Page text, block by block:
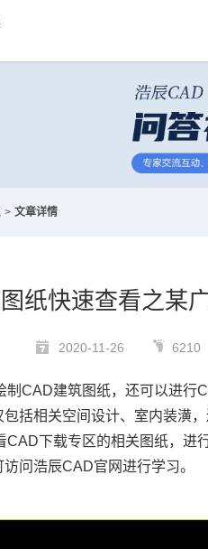
> 文章详情
纸快速查看之某
2020-11-26 6210
制CAD建筑图纸，还可以进行
括相关空间设计、室内装潢
CAD下载专区的相关图纸，进
访问浩辰CAD官网进行学习。